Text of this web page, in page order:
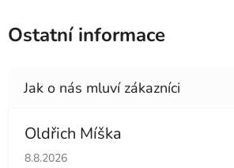
Ostatní informace
Oldřich Míška
Hodnocení obchodu je 5 z 5 hvězdiček.
8.8.2026